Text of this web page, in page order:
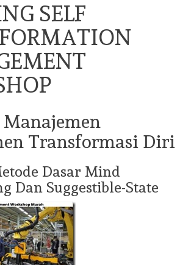
SELF
Transformasi Diri
Dasar Mind
Dan Suggestible-State